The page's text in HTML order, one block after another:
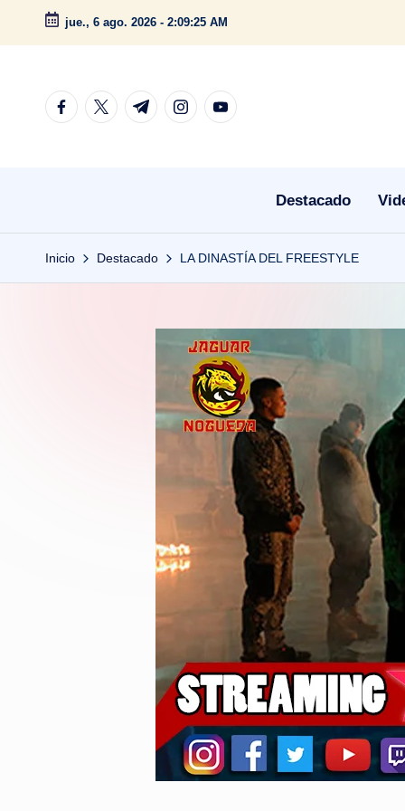
Saltar
contenido
jue., 6 ago. 2026 - 2:09:26 AM
facebook.com
twitter.com
t.me instagram.com
youtube.com
Destacado
Inicio Destacado LA DINASTÍA DEL FREESTYLE